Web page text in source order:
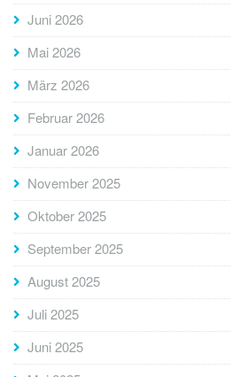
Juni 2026
Mai 2026
März 2026
Februar 2026
Januar 2026
November 2025
Oktober 2025
September 2025
August 2025
Juli 2025
Juni 2025